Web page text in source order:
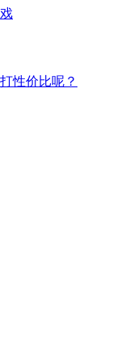
性价比呢？